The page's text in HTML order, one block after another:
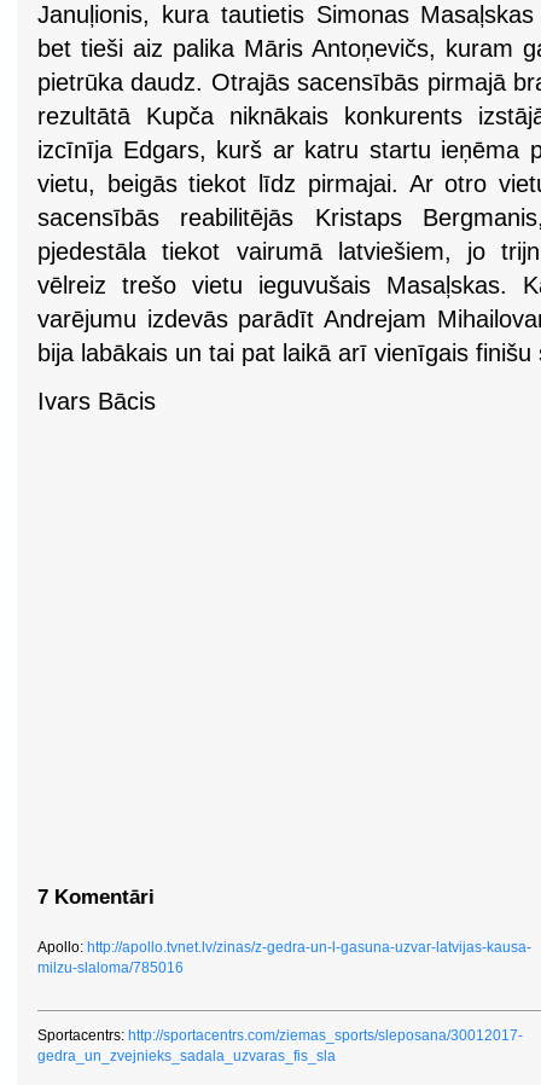
Januļionis, kura tautietis Simonas
bet tieši aiz palika Māris Antoņevičs, kuram
pietrūka daudz. Otrajās sacensībās pirmajā
rezultātā Kupča niknākais konkurents
izcīnīja Edgars, kurš ar katru startu ieņēma
vietu, beigās tiekot līdz pirmajai. Ar otro
sacensībās reabilitējās Kristaps
pjedestāla tiekot vairumā latviešiem, jo
vēlreiz trešo vietu ieguvušais Masaļskas.
varējumu izdevās parādīt Andrejam
bija labākais un tai pat laikā arī vienīgais
Ivars Bācis
7 Komentāri
Apollo: http://apollo.tvnet.lv/zinas/z-gedra-un-l-gasuna-uzvar-latvijas-kausa-
milzu-slaloma/785016
Sportacentrs: http://sportacentrs.com/ziemas_sports/sleposana/30012017-
gedra_un_zvejnieks_sadala_uzvaras_fis_sla